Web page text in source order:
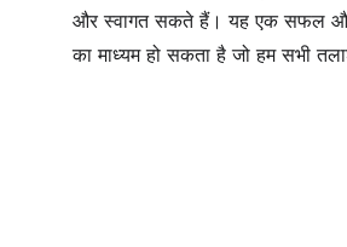
और स्वागत सकते हैं। यह एक सफल
का माध्यम हो सकता है जो हम सभी